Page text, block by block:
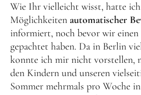
Wie Ihr vielleicht wisst, hatte
Möglichkeiten automatischer
informiert, noch bevor wir einen
gepachtet haben. Da in Berlin
konnte ich mir nicht vorstellen,
den Kindern und unseren
Sommer mehrmals pro Woche